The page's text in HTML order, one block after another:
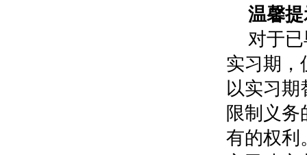
温馨
对于
实习期，
以实习期
限制义
有的权利